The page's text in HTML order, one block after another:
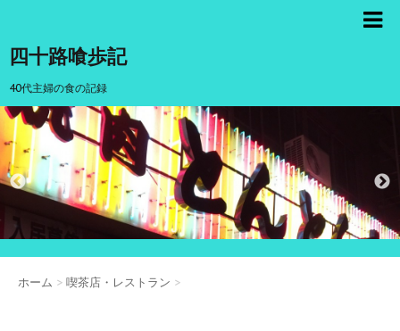
四十路喰歩記
40代主婦の食の記録
ホーム > 喫茶店・レストラン >